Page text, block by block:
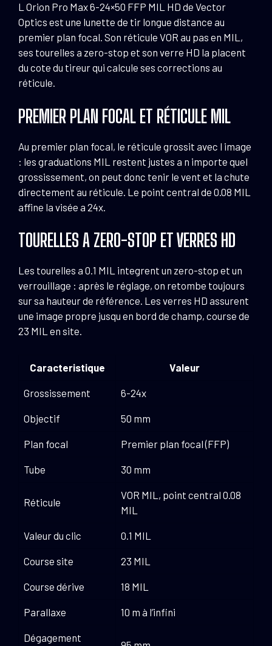
L Orion Pro Max 6-24×50 FFP MIL HD de Vector
Optics est une lunette de tir longue distance au
premier plan focal. Son réticule VOR au pas en MIL,
ses tourelles a zero-stop et son verre HD la placent
du cote du tireur qui calcule ses corrections au
réticule.
PREMIER PLAN FOCAL ET RÉTICULE MIL
Au premier plan focal, le réticule grossit avec l image
: les graduations MIL restent justes a n importe quel
grossissement, on peut donc tenir le vent et la chute
directement au réticule. Le point central de 0.08 MIL
affine la visée a 24x.
TOURELLES A ZERO-STOP ET VERRES HD
Les tourelles a 0.1 MIL integrent un zero-stop et un
verrouillage : après le réglage, on retombe toujours
sur sa hauteur de référence. Les verres HD assurent
une image propre jusqu en bord de champ, course de
23 MIL en site.
Caracteristique Valeur
Grossissement 6-24x
Objectif 50 mm
Plan focal Premier plan focal (FFP)
Tube 30 mm
Réticule
VOR MIL, point central 0.08
MIL
Valeur du clic 0.1 MIL
Course site 23 MIL
Course dérive 18 MIL
Parallaxe 10 m à l’infini
Dégagement